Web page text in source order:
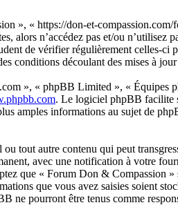
», « https://don-et-compassion.com/
alors n’accédez pas et/ou
de vérifier régulièrement celles-ci
conditions découlant des mises à
», « phpBB Limited », « Équipes
. Le logiciel phpBB facilite
amples informations au sujet de
tout autre contenu qui peut
avec une notification à votre
que « Forum Don & Compassion
que vous avez saisies soient
pourront être tenus comme